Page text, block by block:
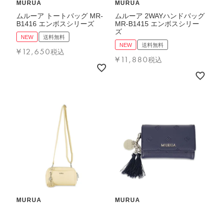
MURUA
ムルーア トートバッグ MR-
B1416 エンボスシリーズ
NEW 送料無料
¥ 12,650税込
MURUA
ムルーア 2WAYハンドバッグ
MR-B1415 エンボスシリー
ズ
NEW 送料無料
¥ 11,880税込
MURUA MURUA